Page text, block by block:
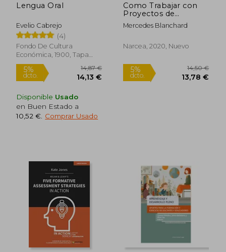
Lengua Oral
Evelio Cabrejo
(4)
Fondo De Cultura
Económica, 1900, Tapa
Blanda, Nuevo
14,87 €
Disponible Usado
en Buen Estado a
10,52 € Comprar Usado
Como Trabajar con
Proyectos de
Aprendizaje en
Educacion Infantil
Mercedes Blanchard
Narcea, 2020, Nuevo
5%
dcto.